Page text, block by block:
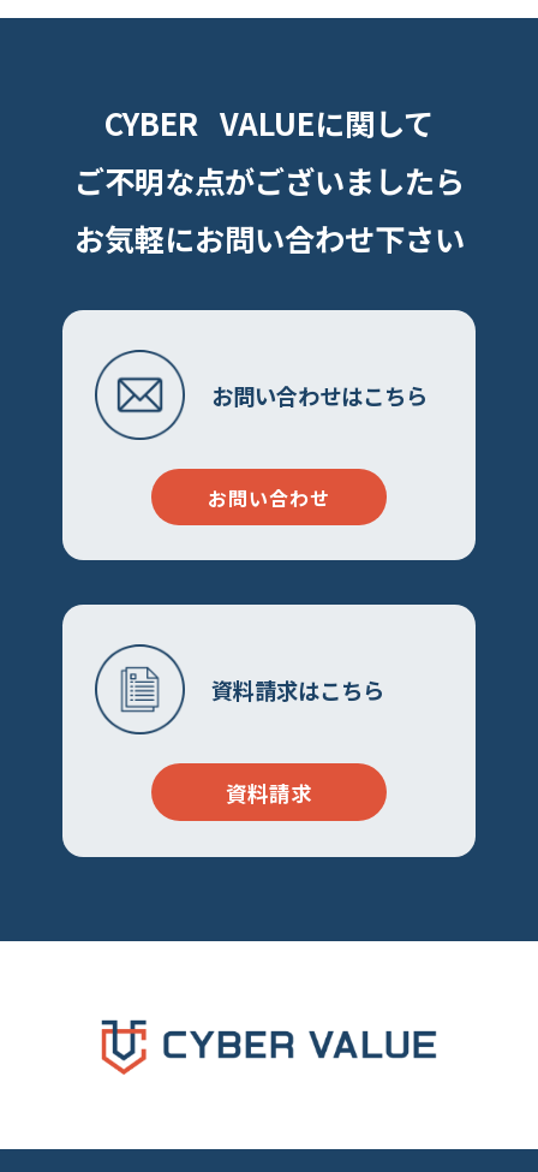
CYBER VALUEに関して
ご不明な点がございましたら
お気軽にお問い合わせ下さい
お問い合わせはこちら
お問い合わせ
資料請求はこちら
資料請求